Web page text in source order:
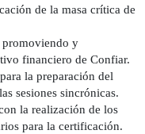
de la masa crítica de
promoviendo y
financiero de Confiar.
la preparación del
sesiones sincrónicas.
la realización de los
para la certificación.